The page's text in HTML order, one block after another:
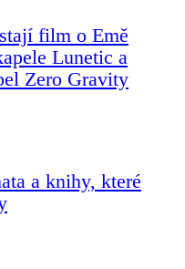
film o Emě
Lunetic a
Zero Gravity
a knihy, které